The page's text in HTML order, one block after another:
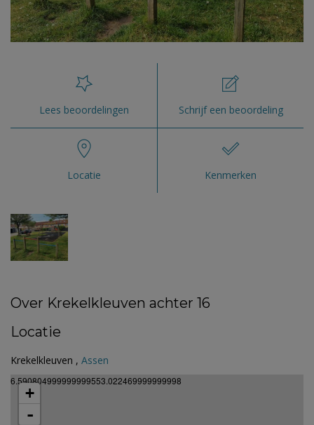
Lees beoordelingen Schrijf een beoordeling
Locatie Kenmerken
Over Krekelkleuven achter 16
Locatie
Krekelkleuven , Assen
6.590804999999999553.022469999999998
+
-